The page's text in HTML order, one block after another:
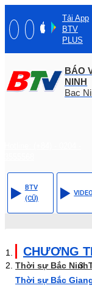
Tải App
BTV
PLUS
BÁO
NINH
Bac
BTV
(CŨ)
CHƯƠNG
Thời sự Bắc Ninh
Thời sự Bắc